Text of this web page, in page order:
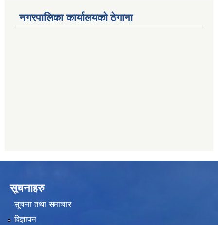
सिभिल बैंक, मेलम्ची
011401055
नगरपालिका कार्यालयको ठेगाना
सूचनाहरु
सूचना तथा समाचार
विज्ञापन